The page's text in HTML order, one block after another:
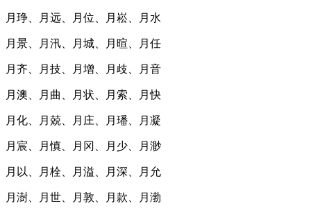
月琤、月远、月位、月崧、月水
月景、月汛、月城、月暄、月任
月齐、月技、月增、月歧、月音
月澳、月曲、月状、月索、月快
月化、月兢、月庄、月璠、月凝
月宸、月慎、月冈、月少、月渺
月以、月栓、月溢、月深、月允
月澍、月世、月敦、月款、月渤